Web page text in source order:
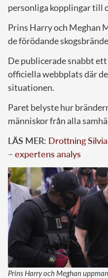
personliga kopplingar till
Prins Harry och Meghan
de förödande
De publicerade snabbt
officiella webbplats där
situationen.
Paret belyste hur
människor från alla
LÄS MER: Drottning
– expertens analys
Prins Harry och Meghan